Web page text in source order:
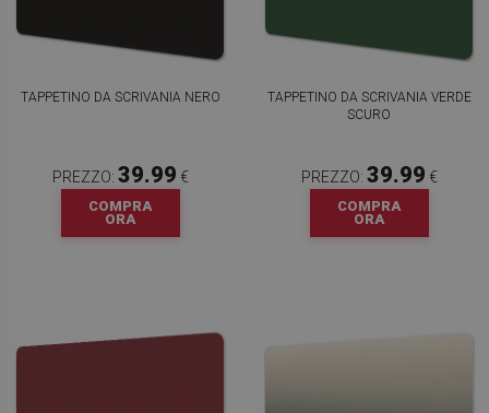
TAPPETINO DA SCRIVANIA NERO
PREZZO: 39.99 €
COMPRA
ORA
TAPPETINO DA SCRIVANIA VERDE
SCURO
PREZZO: 39.99 €
COMPRA
ORA